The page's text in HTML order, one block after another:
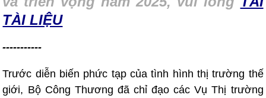
TÀI LIỆU
-----------
Trước diễn biến phức tạp của tình hình thị trường thế
giới, Bộ Công Thương đã chỉ đạo các Vụ Thị trường